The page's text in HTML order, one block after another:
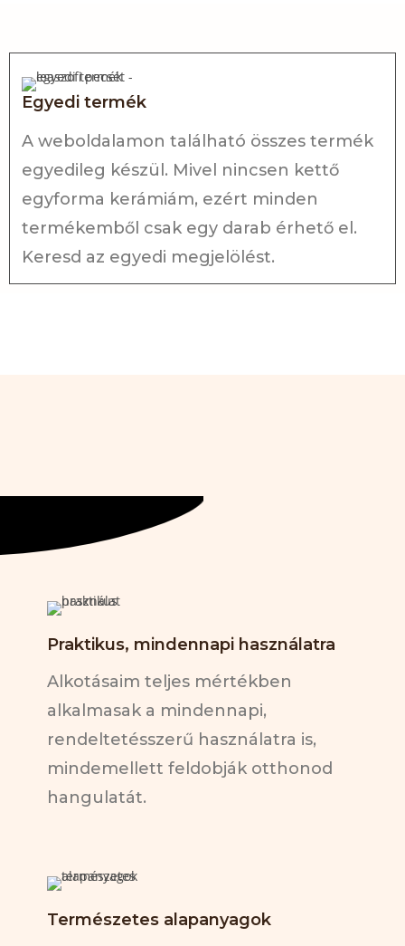
Egyedi termék
A weboldalamon található összes termék
egyedileg készül. Mivel nincsen kettő
egyforma kerámiám, ezért minden
termékemből csak egy darab érhető el.
Keresd az egyedi megjelölést.
Praktikus, mindennapi használatra
Alkotásaim teljes mértékben
alkalmasak a mindennapi,
rendeltetésszerű használatra is,
mindemellett feldobják otthonod
hangulatát.
Természetes alapanyagok